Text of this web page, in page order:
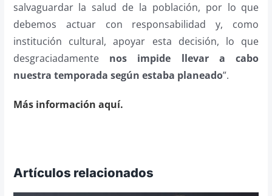
salvaguardar la salud de la población, por lo que
debemos actuar con responsabilidad y, como
institución cultural, apoyar esta decisión, lo que
desgraciadamente nos impide llevar a cabo
nuestra temporada según estaba planeado”.
Más información aquí.
Artículos relacionados